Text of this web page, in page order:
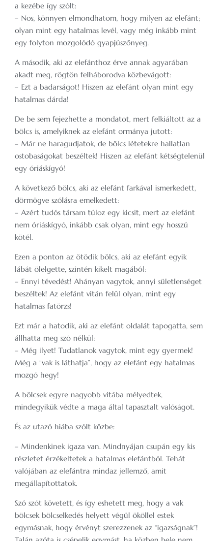
a kezébe így szólt:
– Nos, könnyen elmondhatom, hogy milyen az elefánt;
olyan mint egy hatalmas levél, vagy még inkább mint
egy folyton mozgolódó gyapjúszőnyeg.
A második, aki az elefánthoz érve annak agyarában
akadt meg, rögtön felháborodva közbevágott:
– Ezt a badarságot! Hiszen az elefánt olyan mint egy
hatalmas dárda!
De be sem fejezhette a mondatot, mert felkiáltott az a
bölcs is, amelyiknek az elefánt ormánya jutott:
– Már ne haragudjatok, de bölcs létetekre hallatlan
ostobaságokat beszéltek! Hiszen az elefánt kétségtelenül
egy óriáskígyó!
A következő bölcs, aki az elefánt farkával ismerkedett,
dörmögve szólásra emelkedett:
– Azért tudós társam túloz egy kicsit, mert az elefánt
nem óriáskígyó, inkább csak olyan, mint egy hosszú
kötél.
Ezen a ponton az ötödik bölcs, aki az elefánt egyik
lábát ölelgette, szintén kikelt magából:
– Ennyi tévedést! Ahányan vagytok, annyi sületlenséget
beszéltek! Az elefánt vitán felül olyan, mint egy
hatalmas fatörzs!
Ezt már a hatodik, aki az elefánt oldalát tapogatta, sem
állhatta meg szó nélkül:
– Még ilyet! Tudatlanok vagytok, mint egy gyermek!
Még a “vak is láthatja”, hogy az elefánt egy hatalmas
mozgó hegy!
A bölcsek egyre nagyobb vitába mélyedtek,
mindegyikük védte a maga által tapasztalt valóságot.
És az utazó hiába szólt közbe:
– Mindenkinek igaza van. Mindnyájan csupán egy kis
részletet érzékeltetek a hatalmas elefántból. Tehát
valójában az elefántra mindaz jellemző, amit
megállapítottatok.
Szó szót követett, és így eshetett meg, hogy a vak
bölcsek bölcselkedés helyett végül ököllel estek
egymásnak, hogy érvényt szerezzenek az “igazságnak”!